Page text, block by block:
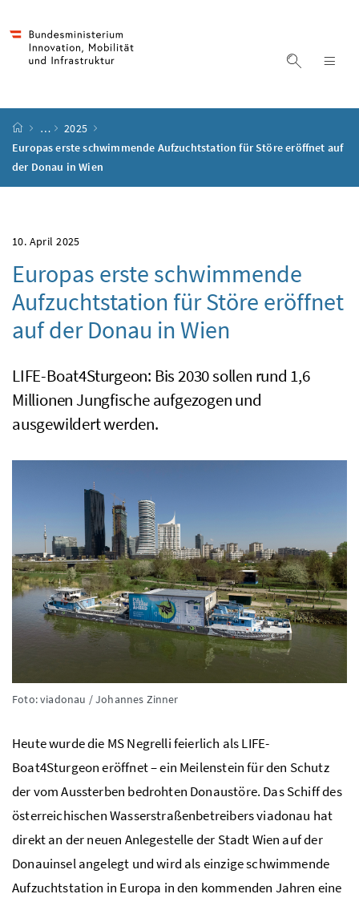
Suche
Startseite
…
2025
Europas erste schwimmende Aufzuchtstation für Störe eröffnet auf
der Donau in Wien
10. April 2025
Europas erste schwimmende
Aufzuchtstation für Störe eröffnet
auf der Donau in Wien
LIFE-Boat4Sturgeon: Bis 2030 sollen rund 1,6
Millionen Jungfische aufgezogen und
ausgewildert werden.
Foto: viadonau / Johannes Zinner
Heute wurde die MS Negrelli feierlich alsLIFE-
Boat4Sturgeoneröffnet – ein Meilenstein für den Schutz
der vom Aussterben bedrohten Donaustöre. Das Schiff des
österreichischen Wasserstraßenbetreibers viadonau hat
direkt an der neuen Anlegestelle der Stadt Wien auf der
Donauinsel angelegt und wird als einzige schwimmende
Aufzuchtstation in Europa in den kommenden Jahren eine